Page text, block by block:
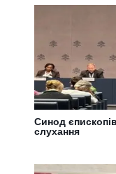
Синод
слухання